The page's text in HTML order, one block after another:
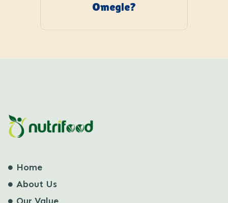
Omegle?
Home
About Us